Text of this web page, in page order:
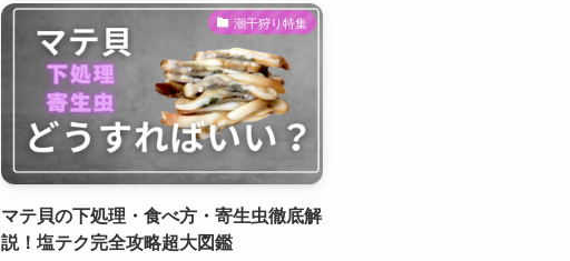
潮干狩り特集
マテ貝の下処理・食べ方・寄生虫徹底解
説！塩テク完全攻略超大図鑑